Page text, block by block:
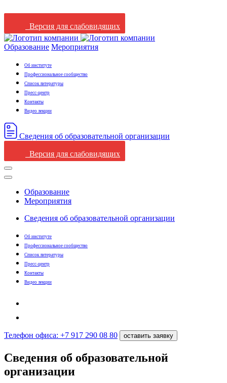
Версия для слабовидящих
Образование Мероприятия
Об институте
Профессиональное сообщество
Список литературы
Пресс-центр
Контакты
Видео лекции
Сведения oб oбразовательной oрганизации
Версия для слабовидящих
Образование
Мероприятия
Сведения oб oбразовательной oрганизации
Об институте
Профессиональное сообщество
Список литературы
Пресс-центр
Контакты
Видео лекции
Телефон офиса: +7 917 290 08 80 оставить заявку
Сведения oб oбразовательной
oрганизации